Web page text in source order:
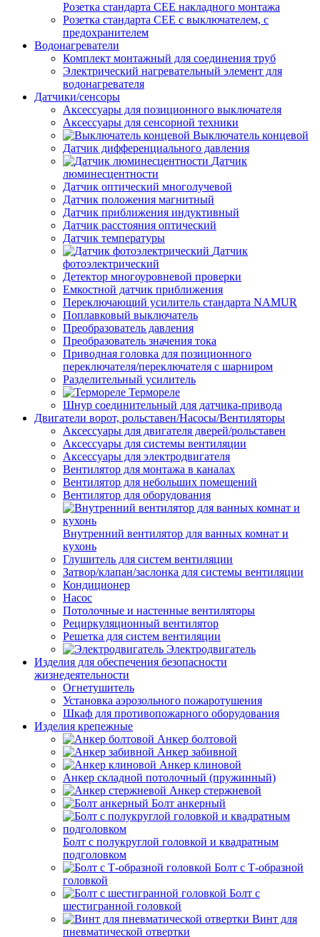
Розетка стандарта СЕЕ накладного монтажа
Розетка стандарта СЕЕ с выключателем, с
предохранителем
Водонагреватели
Комплект монтажный для соединения труб
Электрический нагревательный элемент для
водонагревателя
Датчики/сенсоры
Аксессуары для позиционного выключателя
Аксессуары для сенсорной техники
Выключатель концевой
Датчик дифференциального давления
Датчик
люминесцентности
Датчик оптический многолучевой
Датчик положения магнитный
Датчик приближения индуктивный
Датчик расстояния оптический
Датчик температуры
Датчик
фотоэлектрический
Детектор многоуровневой проверки
Емкостной датчик приближения
Переключающий усилитель стандарта NAMUR
Поплавковый выключатель
Преобразователь давления
Преобразователь значения тока
Приводная головка для позиционного
переключателя/переключателя с шарниром
Разделительный усилитель
Термореле
Шнур соединительный для датчика-привода
Двигатели ворот, рольставен/Насосы/Вентиляторы
Аксессуары для двигателя дверей/рольставен
Аксессуары для системы вентиляции
Аксессуары для электродвигателя
Вентилятор для монтажа в каналах
Вентилятор для небольших помещений
Вентилятор для оборудования
Внутренний вентилятор для ванных комнат и
кухонь
Глушитель для систем вентиляции
Затвор/клапан/заслонка для системы вентиляции
Кондиционер
Насос
Потолочные и настенные вентиляторы
Рециркуляционный вентилятор
Решетка для систем вентиляции
Электродвигатель
Изделия для обеспечения безопасности
жизнедеятельности
Огнетушитель
Установка аэрозольного пожаротушения
Шкаф для противопожарного оборудования
Изделия крепежные
Анкер болтовой
Анкер забивной
Анкер клиновой
Анкер складной потолочный (пружинный)
Анкер стержневой
Болт анкерный
Болт с полукруглой головкой и квадратным
подголовком
Болт с Т-образной
головкой
Болт с
шестигранной головкой
Винт для
пневматической отвертки